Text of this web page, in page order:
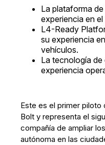
La plataforma
experiencia en
L4-Ready
su experiencia
vehículos.
La tecnología
experiencia
Este es el primer piloto
Bolt y representa el
compañía de ampliar
autónoma en las